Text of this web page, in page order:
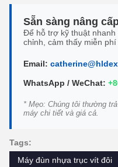
Sẵn sàng nâng
Để hỗ trợ kỹ thuật
chỉnh, cảm thấy miễn
Email:
WhatsApp / WeChat:
* Mẹo: Chúng tôi thường
máy chi tiết và giá cả.
Tags:
Máy đùn nhựa trục vít đôi